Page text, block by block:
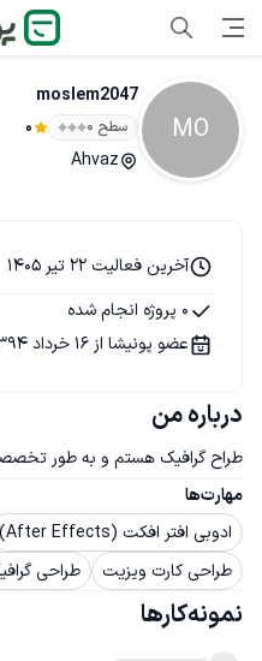
MO
moslem2047
سطح ۰ 0
Ahvaz
درباره من
طراح گرافیک هستم و به طور
مهارت‌ها
ادوبی افتر افکت (After Effects)
طراحی کارت ویزیت
طراحی
آخرین فعالیت 22 تیر 1405
0 پروژه انجام شده
عضو پونیشا از 16 خرداد 1394
نمونه‌کارها